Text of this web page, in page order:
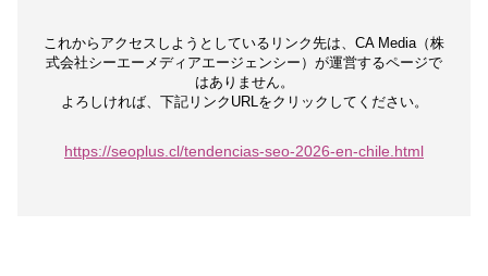
これからアクセスしようとしているリンク先は、 CA Media（株
式会社シーエーメディアエージェンシー）が運営するページで
はありません。
よろしければ、下記リンクURLをクリックしてください。
https://seoplus.cl/tendencias-seo-2026-en-chile.html